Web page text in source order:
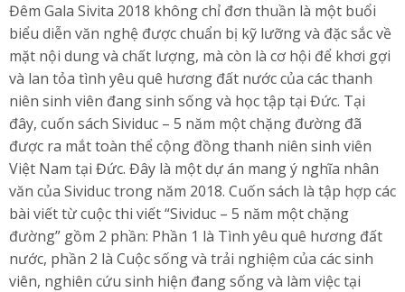
Đêm Gala Sivita 2018 không chỉ đơn thuần là một buổi
biểu diễn văn nghệ được chuẩn bị kỹ lưỡng và đặc sắc về
mặt nội dung và chất lượng, mà còn là cơ hội để khơi gợi
và lan tỏa tình yêu quê hương đất nước của các thanh
niên sinh viên đang sinh sống và học tập tại Đức. Tại
đây, cuốn sách Sividuc – 5 năm một chặng đường đã
được ra mắt toàn thể cộng đồng thanh niên sinh viên
Việt Nam tại Đức. Đây là một dự án mang ý nghĩa nhân
văn của Sividuc trong năm 2018. Cuốn sách là tập hợp các
bài viết từ cuộc thi viết “Sividuc – 5 năm một chặng
đường” gồm 2 phần: Phần 1 là Tình yêu quê hương đất
nước, phần 2 là Cuộc sống và trải nghiệm của các sinh
viên, nghiên cứu sinh hiện đang sống và làm việc tại